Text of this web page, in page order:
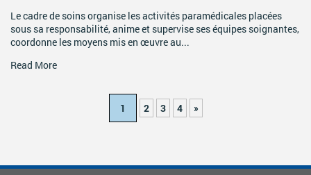
Le cadre de soins organise les activités paramédicales placées
sous sa responsabilité, anime et supervise ses équipes soignantes,
coordonne les moyens mis en œuvre au...
Read More
1 2 3 4 »